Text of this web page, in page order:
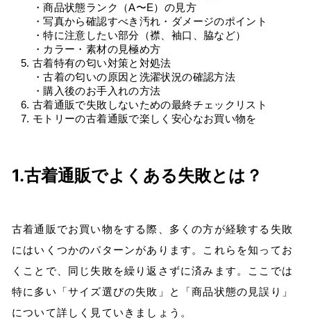
・商品状態ランク（A〜E）の見方
・写真から確認すべき汚れ・ダメージのポイント
・特に注意したい部分（襟、袖口、脇など）
・カラー・素材の見極め方
古着特有の匂い対策と対処法
・古着の匂いの原因と洗濯状況の確認方法
・購入後のお手入れの方法
古着通販で失敗しないための最終チェックリスト
モトリーの古着通販で楽しく安心なお買い物を
1.古着通販でよくある失敗とは？
古着通販でお買い物をする際、多くの方が経験する失敗
にはいくつかのパターンがあります。これらを知ってお
くことで、同じ失敗を繰り返さずに済みます。ここでは
特に多い「サイズ選びの失敗」と「商品状態の見誤り」
について詳しく見ていきましょう。